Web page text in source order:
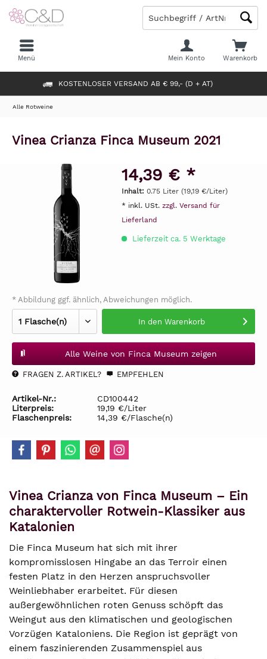
KOSTENLOSER VERSAND AB € 99,- (D + AT)
Warenkorb
Mein Konto
Menü
Alle Rotweine
Vinea Crianza Finca Museum 2021
14,39 € *
Inhalt: 0.75 Liter (19,19 €/Liter)
* inkl. USt. zzgl. Versand für
Lieferland
Lieferzeit ca. 5 Werktage
* Abbildung ggf. ähnlich, Abweichungen möglich.
In den Warenkorb
Alle Weine von Finca Museum zeigen
FRAGEN Z. ARTIKEL? EMPFEHLEN
Artikel-Nr.:
CD100442
Literpreis:
19,19 €/Liter
Flaschenpreis:
14,39 €/Flasche(n)
Vinea Crianza von Finca Museum – Ein
charaktervoller Rotwein-Klassiker aus
Katalonien
Die Finca Museum hat sich mit ihrer
kompromisslosen Hingabe an das Terroir einen
festen Platz in den Herzen anspruchsvoller
Weinliebhaber erarbeitet. Für diesen
außergewöhnlichen roten Genuss schöpft das
Weingut aus den klimatischen und geologischen
Vorzügen Kataloniens. Die Region ist geprägt von
einem faszinierenden Zusammenspiel aus